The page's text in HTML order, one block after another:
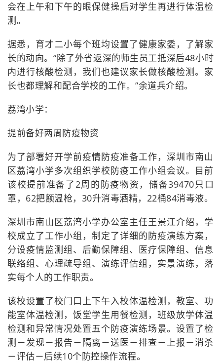
会在上午和下午的眼保健操后对学生再进行体温检
测。
据悉，育才二小每个班均设置了健康家委，了解家
长的动向。“除了外省返深的师生员工抵深后48小时
内进行核酸检测，我们也建议家长做核酸检测。家
长也都理解和配合学校的工作。”余道兵介绍。
荔湾小学：
提前备好两周防疫物资
为了部署好开学前疫情防疫准备工作，深圳市南山
区荔湾小学多次组织学校防疫工作小组会议。目前
该校提前准备了2周的防疫物资，储备39470只口
罩，62把额温枪，30升消毒酒精，22桶84消毒液。
深圳市南山区荔湾小学办公室主任王景江介绍，学
校成立了工作小组，制定了详细的防疫演练方案，
分设疫情监测组、后勤保障组、医疗保障组、信息
联络组、心理疏导组、演练评估组，实景演练，落
实每个人的工作职责。
该校设置了校门口上下午入校体温检测，教室、功
能室体温检测，饭堂学生用餐检测，班级放学体温
检测和异常情况处置五个防疫演练场景。设置了检
测－发现－报告－隔离－送医－排查－上报－消杀
－评估－后续10个防控操作流程。